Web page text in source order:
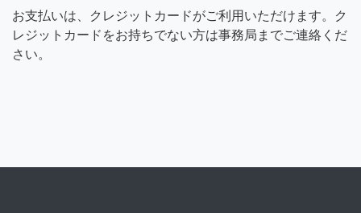
お支払いは、クレジットカードがご利用いただけます。ク
レジットカードをお持ちでない方は事務局までご連絡くだ
さい。